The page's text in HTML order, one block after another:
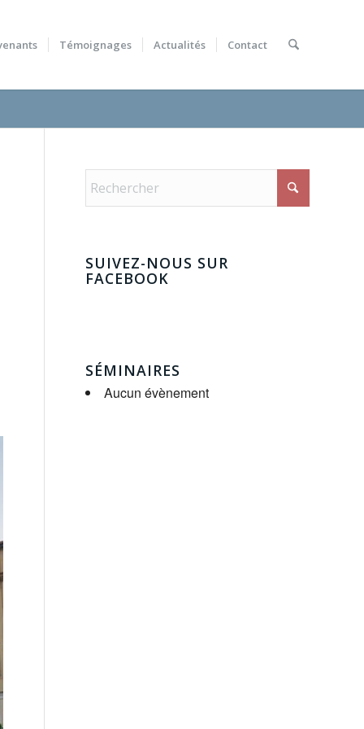
Témoignages Actualités Contact
SUIVEZ-NOUS SUR
FACEBOOK
SÉMINAIRES
Aucun évènement